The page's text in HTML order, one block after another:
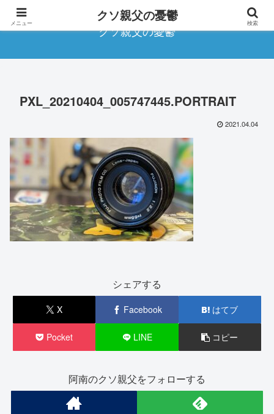
クソ親父の憂鬱
PXL_20210404_005747445.PORTRAIT
2021.04.04
シェアする
X Facebook はてブ
Pocket LINE コピー
阿南のクソ親父をフォローする
メニュー クソ親父の憂鬱 検索